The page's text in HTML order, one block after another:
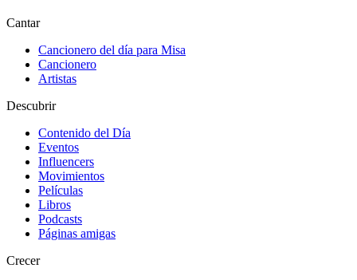
Cantar
Cancionero del día para Misa
Cancionero
Artistas
Descubrir
Contenido del Día
Eventos
Influencers
Movimientos
Películas
Libros
Podcasts
Páginas amigas
Crecer